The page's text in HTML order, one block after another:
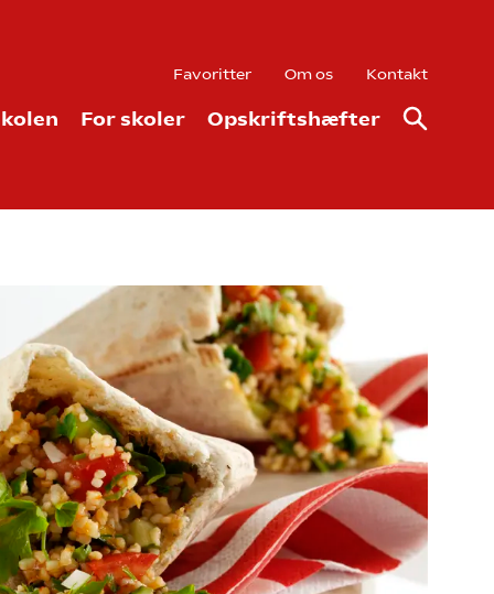
Favoritter Om os Kontakt
For skoler Opskriftshæfter